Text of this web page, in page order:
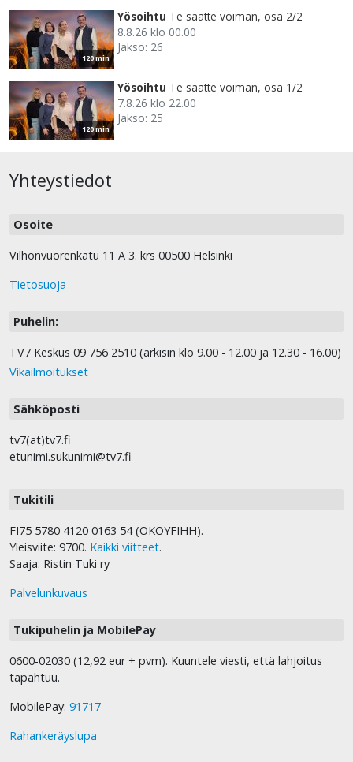
120 min
Yösoihtu Te saatte voiman, osa 2/2
8.8.26 klo 00.00
Jakso: 26
120 min
Yösoihtu Te saatte voiman, osa 1/2
7.8.26 klo 22.00
Jakso: 25
Yhteystiedot
Osoite
Vilhonvuorenkatu 11 A 3. krs 00500 Helsinki
Tietosuoja
Puhelin:
TV7 Keskus 09 756 2510 (arkisin klo 9.00 - 12.00 ja 12.30 - 16.00)
Vikailmoitukset
Sähköposti
tv7(at)tv7.fi
etunimi.sukunimi@tv7.fi
Tukitili
FI75 5780 4120 0163 54 (OKOYFIHH).
Yleisviite: 9700. Kaikki viitteet.
Saaja: Ristin Tuki ry
Palvelunkuvaus
Tukipuhelin ja MobilePay
0600-02030 (12,92 eur + pvm). Kuuntele viesti, että lahjoitus
tapahtuu.
MobilePay: 91717
Rahankeräyslupa